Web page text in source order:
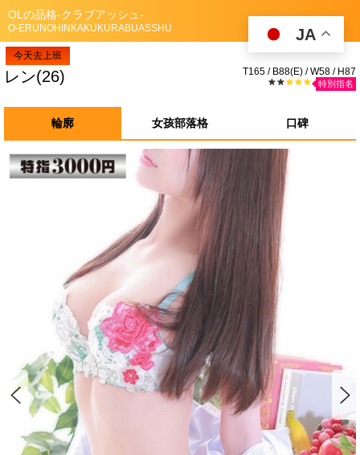
OLの品格-クラブアッシュ-
O-ERUNOHINKAKUKURABUASSHU JA
今天去上班
レン(26) T165 / B88(E) / W58 / H87
特別指名
★★★★★
輪廓 女孩部落格 口碑